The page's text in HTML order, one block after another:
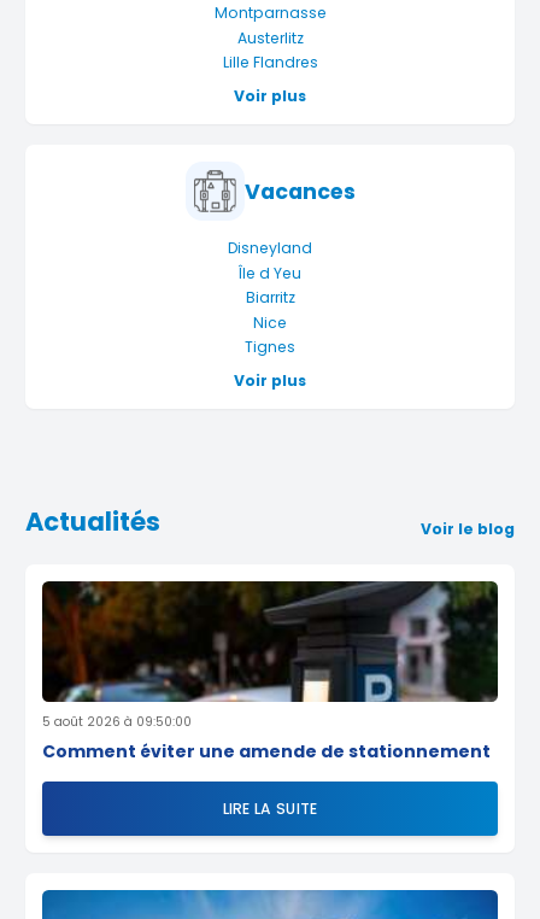
Montparnasse
Austerlitz
Lille Flandres
Voir plus
Vacances
Disneyland
Île d Yeu
Biarritz
Nice
Tignes
Voir plus
Actualités Voir le blog
5 août 2026 à 09:50:00
Comment éviter une amende de stationnement
LIRE LA SUITE